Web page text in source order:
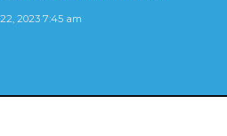
2023 7:45 am
t.co/zTcmJSrl3Ivia